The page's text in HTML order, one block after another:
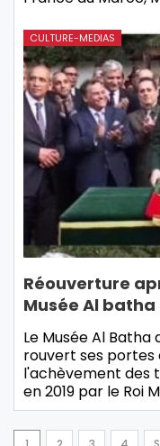
CULTURE-MEDIAS
Réouverture
Musée Al
Le Musée Al Batha
rouvert ses portes
l'achèvement des
en 2019 par le Roi